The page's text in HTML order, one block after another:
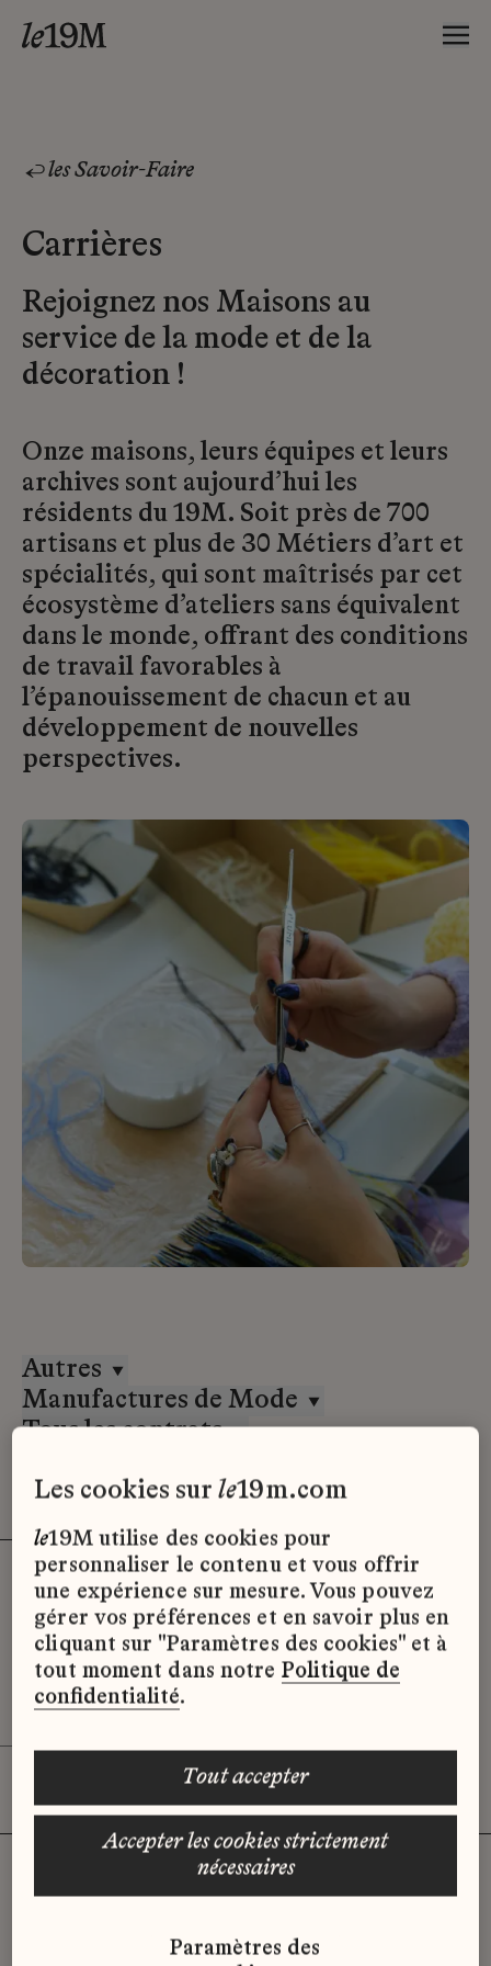
les Savoir-Faire
Carrières
Rejoignez nos Maisons au
service de la mode et de la
décoration !
Onze maisons, leurs équipes et leurs
archives sont aujourd’hui les
résidents du 19M. Soit près de 700
artisans et plus de 30 Métiers d’art et
spécialités, qui sont maîtrisés par cet
écosystème d’ateliers sans équivalent
dans le monde, offrant des conditions
de travail favorables à
l’épanouissement de chacun et au
développement de nouvelles
perspectives.
Autres
Manufactures de Mode
Tous les contrats
Effacer les filtres (2) x
Stage – Assistant(e) Contrôle Interne
(Manufactures de Mode)
Manufactures de Mode
Paris
Stage
Vous n'avez pas trouvé d'offre
les cookies surle19m.com
le19M utilise des cookies pour
personnaliser le contenu et vous offrir
une expérience sur mesure. Vous pouvez
gérer vos préférences et en savoir plus en
cliquant sur "Paramètres des cookies" et à
tout moment dans notre Politique de
confidentialité.
accepter les cookies strictement
nécessaires
tout accepter
Paramètres des